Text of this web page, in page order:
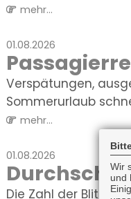
mehr...
01.08.2026
Verspätungen,
Sommerurlaub
mehr...
01.08.2026
Die Zahl der Blitz-
Wir
und